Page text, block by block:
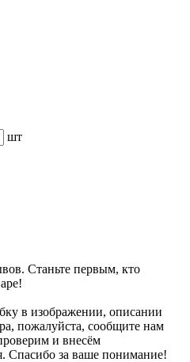
шт
Станьте первым, кто
в изображении, описании
пожалуйста, сообщите нам
и внесём
Спасибо за ваше понимание!